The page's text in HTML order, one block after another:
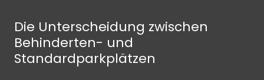
Die Unterscheidung zwischen
Behinderten- und
Standardparkplätzen